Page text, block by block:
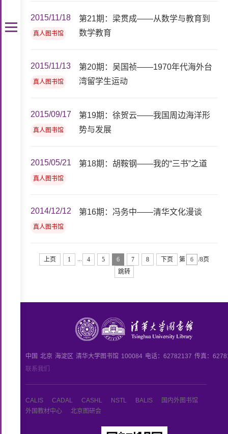
2015/11/18
真人图书馆
第21期：梁贯成——从数学与教育到
数学教育
2015/11/13
真人图书馆
第20期：吴国祯——1970年代海外台
湾留学生运动
2015/09/17
真人图书馆
第19期：徐贺云——我国周边海洋形
势与发展
2015/05/21
真人图书馆
第18期：胡鞍钢——我的“三书”之道
2014/12/12
真人图书馆
第16期：冯务中——清华文化漫谈
上页 1 4 5 6 7 8 下页 第
/8页
跳转
中国 北京 海淀区 清华大学图书馆 100084 电话：62782137 传真：
联系我们
CALIS CADAL CASHL NSTL BALIS
国内外图书馆
外国教材中心
北京图研会